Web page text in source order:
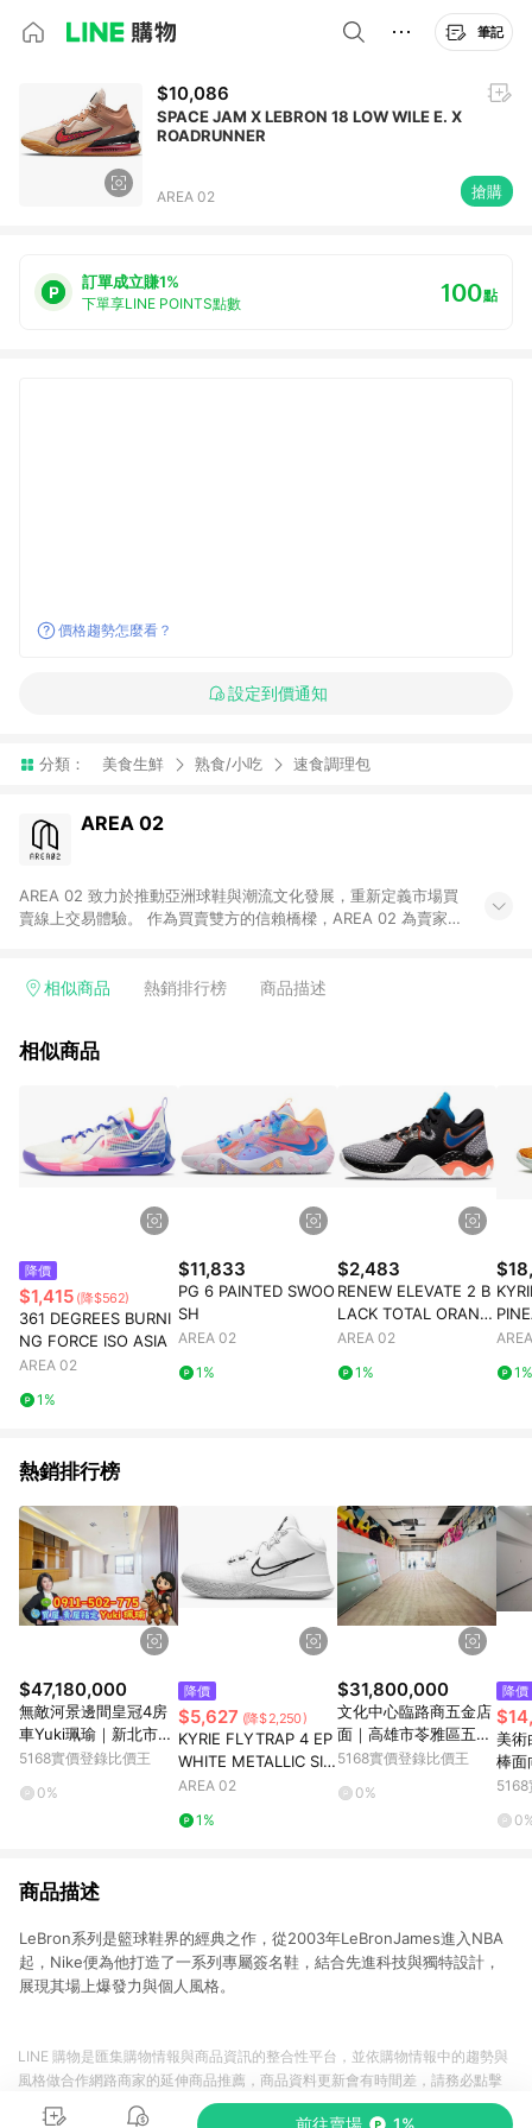
筆記
$10,086
SPACE JAM X LEBRON 18 LOW WILE E. X
ROADRUNNER
AREA 02 搶購
訂單成立賺1%
下單享LINE POINTS點數 100點
價格趨勢怎麼看？
設定到價通知
分類： 美食生鮮 熟食/小吃 速食調理包
AREA 02
AREA 02 致力於推動亞洲球鞋與潮流文化發展，重新定義市場買
賣線上交易體驗。 作為買賣雙方的信賴橋樑，AREA 02 為賣家提
鞋、街頭服飾與收藏品交易平台。 客服專線：+886-2-2706-
相似商品 熱銷排行榜 商品描述
相似商品
降價
$1,415 (降$562)
361 DEGREES BURNI
NG FORCE ISO ASIA
AREA 02
1%
$11,833
PG 6 PAINTED SWOO
SH
AREA 02
1%
$2,483
RENEW ELEVATE 2 B
LACK TOTAL ORANG
E
AREA 02
1%
1%
熱銷排行榜
$47,180,000
無敵河景邊間皇冠4房
車Yuki珮瑜｜新北市板
橋區中山路二段
5168實價登錄比價王
0%
降價
$5,627 (降$2,250)
KYRIE FLYTRAP 4 EP
WHITE METALLIC SIL
VER
AREA 02
1%
$31,800,000
文化中心臨路商五金店
面｜高雄市苓雅區五福
一路
5168實價登錄比價王
0%
降價
美術
棒面
雄市
商品描述
LeBron系列是籃球鞋界的經典之作，從2003年LeBronJames進入NBA
起，Nike便為他打造了一系列專屬簽名鞋，結合先進科技與獨特設計，
展現其場上爆發力與個人風格。
前往賣場 1%
LINE 購物是匯集購物情報與商品資訊的整合性平台，並依購物情報中的趨勢與
風格做合作網路商家的延伸商品推薦，商品資料更新會有時間差，請務必點擊
商品至各合作網路商家，確認現售價與購物條件，一切資訊以合作廠商網頁為